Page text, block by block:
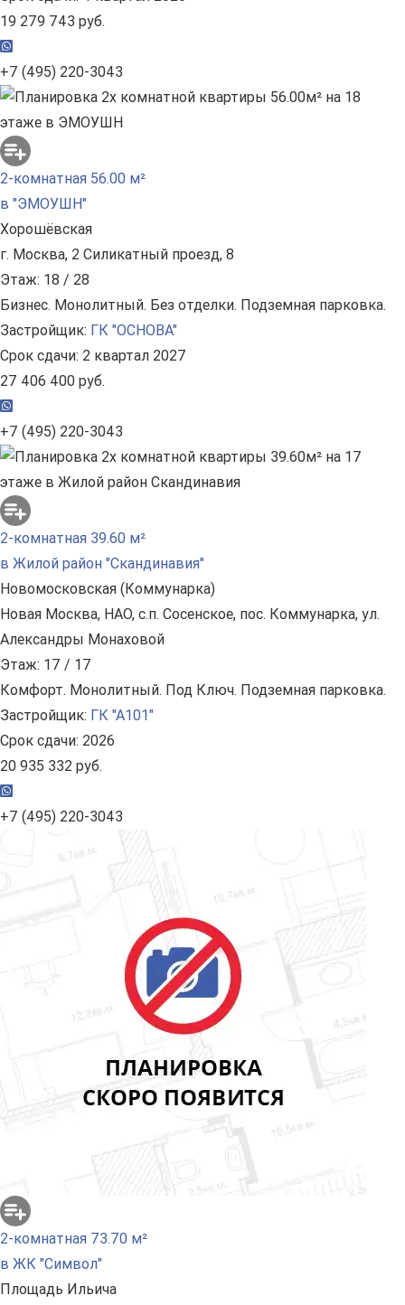
19 279 743 руб.
+7 (495) 220-3043
2-комнатная 56.00 м²
в "ЭМОУШН"
Хорошёвская
г. Москва, 2 Силикатный проезд, 8
Этаж: 18 / 28
Бизнес. Монолитный. Без отделки. Подземная парковка.
Застройщик: ГК "ОСНОВА"
Срок сдачи: 2 квартал 2027
27 406 400 руб.
+7 (495) 220-3043
2-комнатная 39.60 м²
в Жилой район "Скандинавия"
Новомосковская (Коммунарка)
Новая Москва, НАО, с.п. Сосенское, пос. Коммунарка, ул.
Александры Монаховой
Этаж: 17 / 17
Комфорт. Монолитный. Под Ключ. Подземная парковка.
Застройщик: ГК "А101"
Срок сдачи: 2026
20 935 332 руб.
+7 (495) 220-3043
2-комнатная 73.70 м²
в ЖК "Символ"
Площадь Ильича